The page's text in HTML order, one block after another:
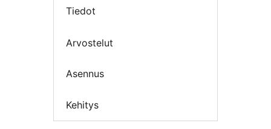
Tiedot
Arvostelut
Asennus
Kehitys